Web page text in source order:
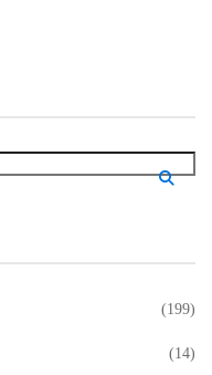
(199)
(14)